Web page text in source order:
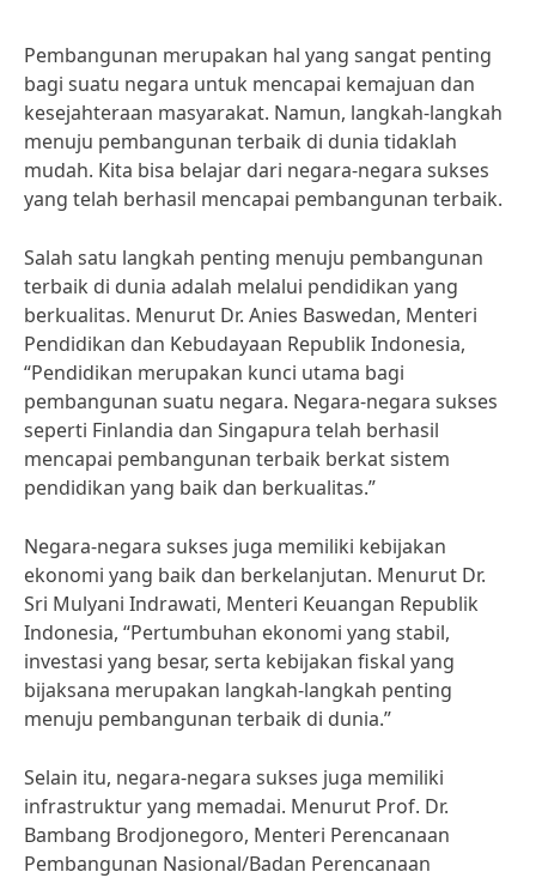
Pembangunan merupakan hal yang sangat penting
bagi suatu negara untuk mencapai kemajuan dan
kesejahteraan masyarakat. Namun, langkah-langkah
menuju pembangunan terbaik di dunia tidaklah
mudah. Kita bisa belajar dari negara-negara sukses
yang telah berhasil mencapai pembangunan terbaik.
Salah satu langkah penting menuju pembangunan
terbaik di dunia adalah melalui pendidikan yang
berkualitas. Menurut Dr. Anies Baswedan, Menteri
Pendidikan dan Kebudayaan Republik Indonesia,
“Pendidikan merupakan kunci utama bagi
pembangunan suatu negara. Negara-negara sukses
seperti Finlandia dan Singapura telah berhasil
mencapai pembangunan terbaik berkat sistem
pendidikan yang baik dan berkualitas.”
Negara-negara sukses juga memiliki kebijakan
ekonomi yang baik dan berkelanjutan. Menurut Dr.
Sri Mulyani Indrawati, Menteri Keuangan Republik
Indonesia, “Pertumbuhan ekonomi yang stabil,
investasi yang besar, serta kebijakan fiskal yang
bijaksana merupakan langkah-langkah penting
menuju pembangunan terbaik di dunia.”
Selain itu, negara-negara sukses juga memiliki
infrastruktur yang memadai. Menurut Prof. Dr.
Bambang Brodjonegoro, Menteri Perencanaan
Pembangunan Nasional/Badan Perencanaan